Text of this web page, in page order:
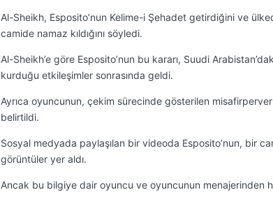
Al-Sheikh, Esposito’nun Kelime-i Şehadet getirdiğini ve
camide namaz kıldığını söyledi.
Al-Sheikh’e göre Esposito’nun bu kararı, Suudi
kurduğu etkileşimler sonrasında geldi.
Ayrıca oyuncunun, çekim sürecinde gösterilen
belirtildi.
Sosyal medyada paylaşılan bir videoda Esposito’nun, bir
görüntüler yer aldı.
Ancak bu bilgiye dair oyuncu ve oyuncunun menajerinden